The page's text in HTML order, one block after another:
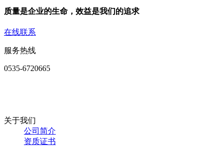
质量是企业的生命，效益是我们的追求
在线联系
服务热线
0535-6720665
关于我们
公司简介
资质证书